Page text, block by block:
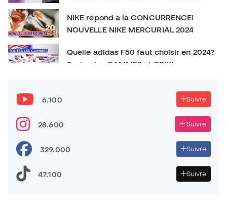
NIKE répond à la CONCURRENCE!
NOUVELLE NIKE MERCURIAL 2024
Quelle adidas F50 faut choisir en 2024?
Toutes les GAMMES et PRIX!
SOUS-ESTIME! New Balance Furon V7+
Sommes-nous face à la MEILLEURE CHAUSSURE DE
VITESSE? - adidas F50 ADVANCEMENT PACK
6.100 Suivre
28.600 Suivre
329.000 Suivre
47.100 Suivre